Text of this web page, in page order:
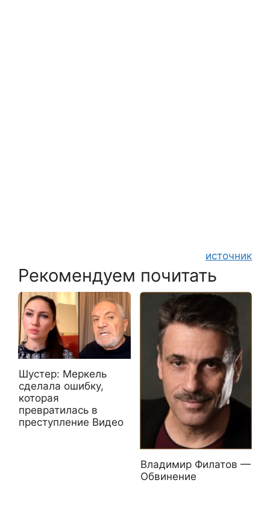
источник
Рекомендуем почитать
Шустер: Меркель
сделала ошибку,
которая
превратилась в
преступление Видео
Владимир Филатов —
Обвинение